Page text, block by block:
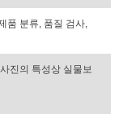
품 분류, 품질 검사,
진의 특성상 실물보